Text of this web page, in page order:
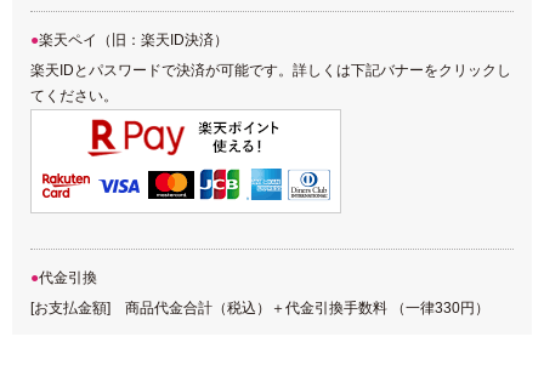
楽天ペイ（旧：楽天ID決済）
楽天IDとパスワードで決済が可能です。詳しくは下記バナーをクリックし
てください。
代金引換
[お支払金額] 商品代金合計（税込）＋代金引換手数料 （一律330円）